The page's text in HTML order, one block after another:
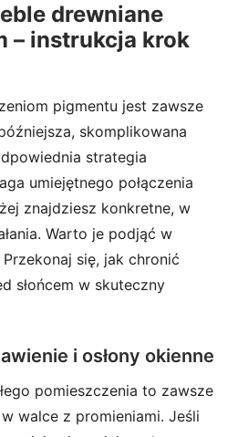
drewniane
– instrukcja krok
pigmentu jest zawsze
skomplikowana
strategia
umiejętnego połączenia
znajdziesz konkretne, w
Warto je podjąć w
się, jak chronić
słońcem w skuteczny
i osłony okienne
pomieszczenia to zawsze
walce z promieniami. Jeśli